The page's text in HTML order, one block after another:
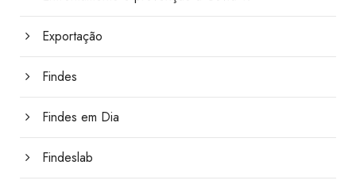
Exportação
Findes
Findes em Dia
Findeslab